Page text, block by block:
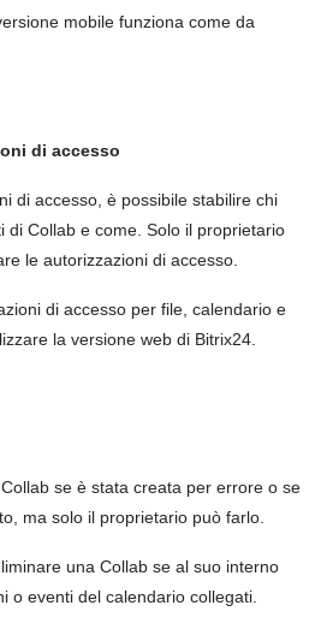
mobile funziona come da
di accesso
di accesso, è possibile stabilire chi
di Collab e come. Solo il proprietario
le autorizzazioni di accesso.
di accesso per file, calendario e
la versione web di Bitrix24.
se è stata creata per errore o se
ma solo il proprietario può farlo.
una Collab se al suo interno
o eventi del calendario collegati.